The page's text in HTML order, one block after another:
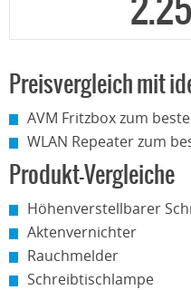
Preisvergleich mit
AVM Fritzbox zum
WLAN Repeater zum
Produkt-Vergleiche
Höhenverstellbarer
Aktenvernichter
Rauchmelder
Schreibtischlampe